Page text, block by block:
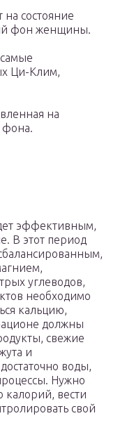
состояние
фон женщины.
Ци-Клим,
на
фона.
эффективным,
В этот период
углеводов,
необходимо
кальцию,
должны
свежие
и
воды,
Нужно
калорий, вести
свой